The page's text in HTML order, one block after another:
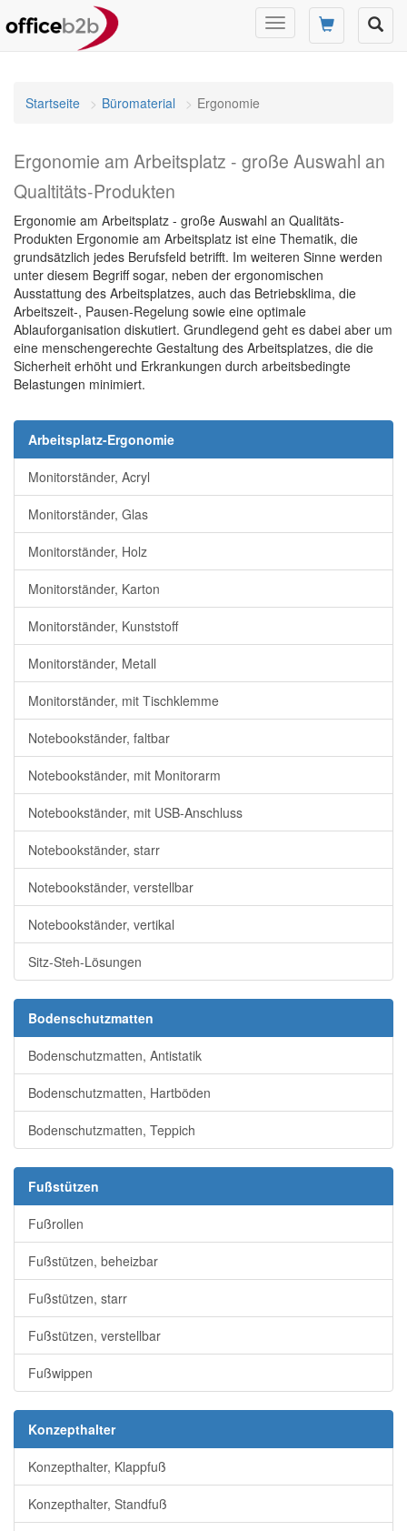
Navigation
umschalten
Startseite Büromaterial Ergonomie
Ergonomie am Arbeitsplatz - große Auswahl an
Qualtitäts-Produkten
Ergonomie am Arbeitsplatz - große Auswahl an Qualitäts-
Produkten Ergonomie am Arbeitsplatz ist eine Thematik, die
grundsätzlich jedes Berufsfeld betrifft. Im weiteren Sinne werden
unter diesem Begriff sogar, neben der ergonomischen
Ausstattung des Arbeitsplatzes, auch das Betriebsklima, die
Arbeitszeit-, Pausen-Regelung sowie eine optimale
Ablauforganisation diskutiert. Grundlegend geht es dabei aber um
eine menschengerechte Gestaltung des Arbeitsplatzes, die die
Sicherheit erhöht und Erkrankungen durch arbeitsbedingte
Belastungen minimiert.
Arbeitsplatz-Ergonomie
Monitorständer, Acryl
Monitorständer, Glas
Monitorständer, Holz
Monitorständer, Karton
Monitorständer, Kunststoff
Monitorständer, Metall
Monitorständer, mit Tischklemme
Notebookständer, faltbar
Notebookständer, mit Monitorarm
Notebookständer, mit USB-Anschluss
Notebookständer, starr
Notebookständer, verstellbar
Notebookständer, vertikal
Sitz-Steh-Lösungen
Bodenschutzmatten
Bodenschutzmatten, Antistatik
Bodenschutzmatten, Hartböden
Bodenschutzmatten, Teppich
Fußstützen
Fußrollen
Fußstützen, beheizbar
Fußstützen, starr
Fußstützen, verstellbar
Fußwippen
Konzepthalter
Konzepthalter, Klappfuß
Konzepthalter, Standfuß